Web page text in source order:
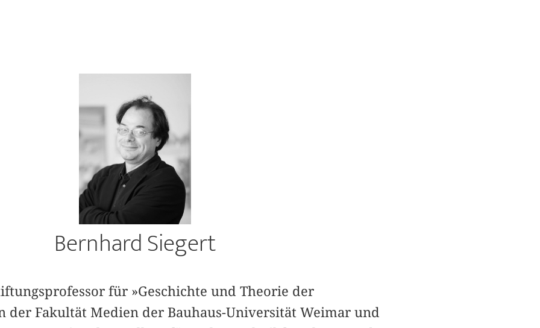
Bernhard Siegert
für »Geschichte und Theorie der
der Fakultät Medien der Bauhaus-Universität Weimar und